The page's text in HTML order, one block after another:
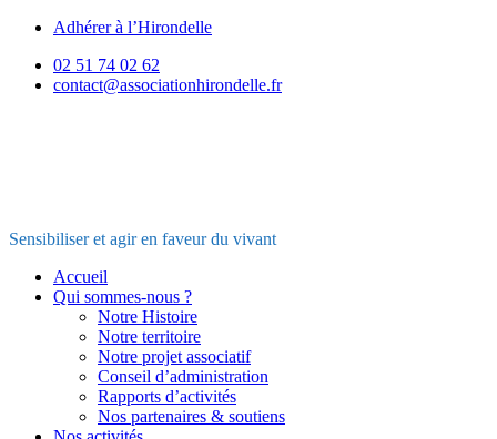
Aller
contenu
Adhérer à l’Hirondelle
02 51 74 02 62
contact@associationhirondelle.fr
Sensibiliser et agir en faveur du vivant
Accueil
Qui sommes-nous ?
Notre Histoire
Notre territoire
Notre projet associatif
Conseil d’administration
Rapports d’activités
Nos partenaires & soutiens